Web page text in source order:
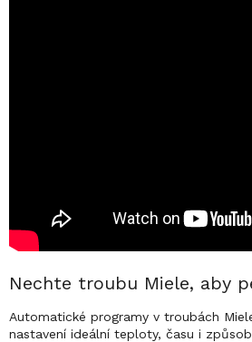
Nechte troubu Miele, aby
Automatické programy v troubách
nastavení ideální teploty, času i